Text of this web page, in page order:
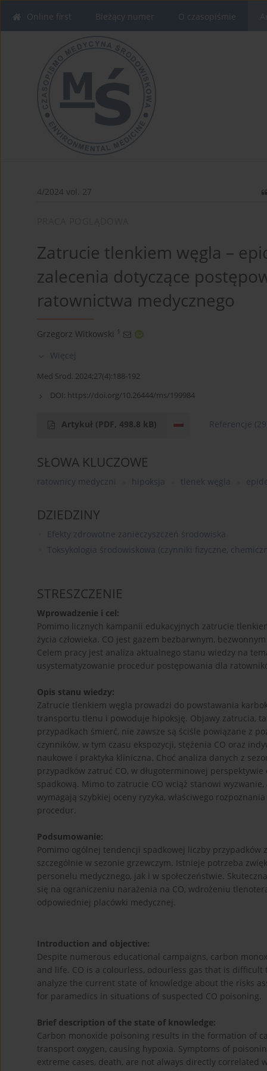
Online first Bieżący numer O czasopiśmie
4/2024 vol. 27
Zatrucie tlenkiem węgla –
zalecenia dotyczące
ratownictwa medycznego
Grzegorz Witkowski 1
Więcej
Med Srod. 2024;27(4):188-192
DOI: https://doi.org/10.26444/ms/199984
Artykuł (PDF, 498.8 kB) Referencje
SŁOWA KLUCZOWE
ratownicy medyczni hipoksja tlenek węgla
DZIEDZINY
Efekty zdrowotne zanieczyszczeń środowiska
Toksykologia środowiskowa (czynniki fizyczne,
STRESZCZENIE
Wprowadzenie i cel:
Pomimo licznych kampanii edukacyjnych zatrucie
życia człowieka. CO jest gazem bezbarwnym,
Celem pracy jest analiza aktualnego stanu wiedzy na
usystematyzowanie procedur postępowania dla
Opis stanu wiedzy:
Zatrucie tlenkiem węgla prowadzi do powstawania
transportu tlenu i powoduje hipoksję. Objawy zatrucia,
przypadkach śmierć, nie zawsze są ściśle powiązane z
czynników, w tym czasu ekspozycji, stężenia CO oraz
naukowe i praktyka kliniczna. Choć analiza danych z
przypadków zatruć CO, w długoterminowej
spadkową. Mimo to zatrucie CO wciąż stanowi
wymagają szybkiej oceny ryzyka, właściwego
procedur.
Podsumowanie:
Pomimo ogólnej tendencji spadkowej liczby
szczególnie w sezonie grzewczym. Istnieje potrzeba
personelu medycznego, jak i w społeczeństwie.
się na ograniczeniu narażenia na CO, wdrożeniu
odpowiedniej placówki medycznej.
Introduction and objective:
Despite numerous educational campaigns, carbon
and life. CO is a colourless, odourless gas that is
analyze the current state of knowledge about the risks
for paramedics in situations of suspected CO poisoning.
Brief description of the state of knowledge:
Carbon monoxide poisoning results in the formation of
transport oxygen, causing hypoxia. Symptoms of
extreme cases, death, are not always directly